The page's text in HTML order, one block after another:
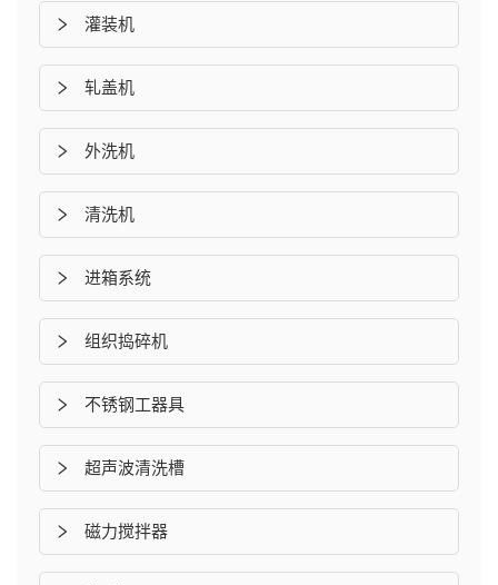
灌装机
轧盖机
外洗机
清洗机
进箱系统
组织捣碎机
不锈钢工器具
超声波清洗槽
磁力搅拌器